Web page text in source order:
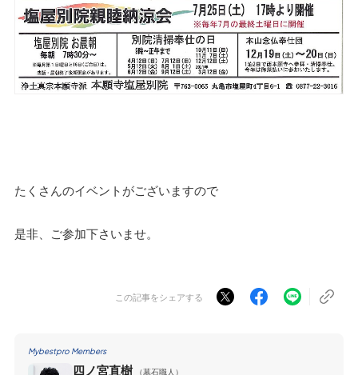
たくさんのイベントがございますので
是非、ご参加下さいませ。
この記事をシェアする
Mybestpro Members
四ノ宮直樹
（墓石職人）